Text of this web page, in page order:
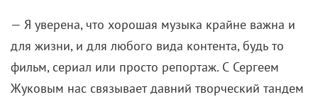
— Я уверена, что хорошая музыка крайне важна и
для жизни, и для любого вида контента, будь то
фильм, сериал или просто репортаж. С Сергеем
Жуковым нас связывает давний творческий тандем